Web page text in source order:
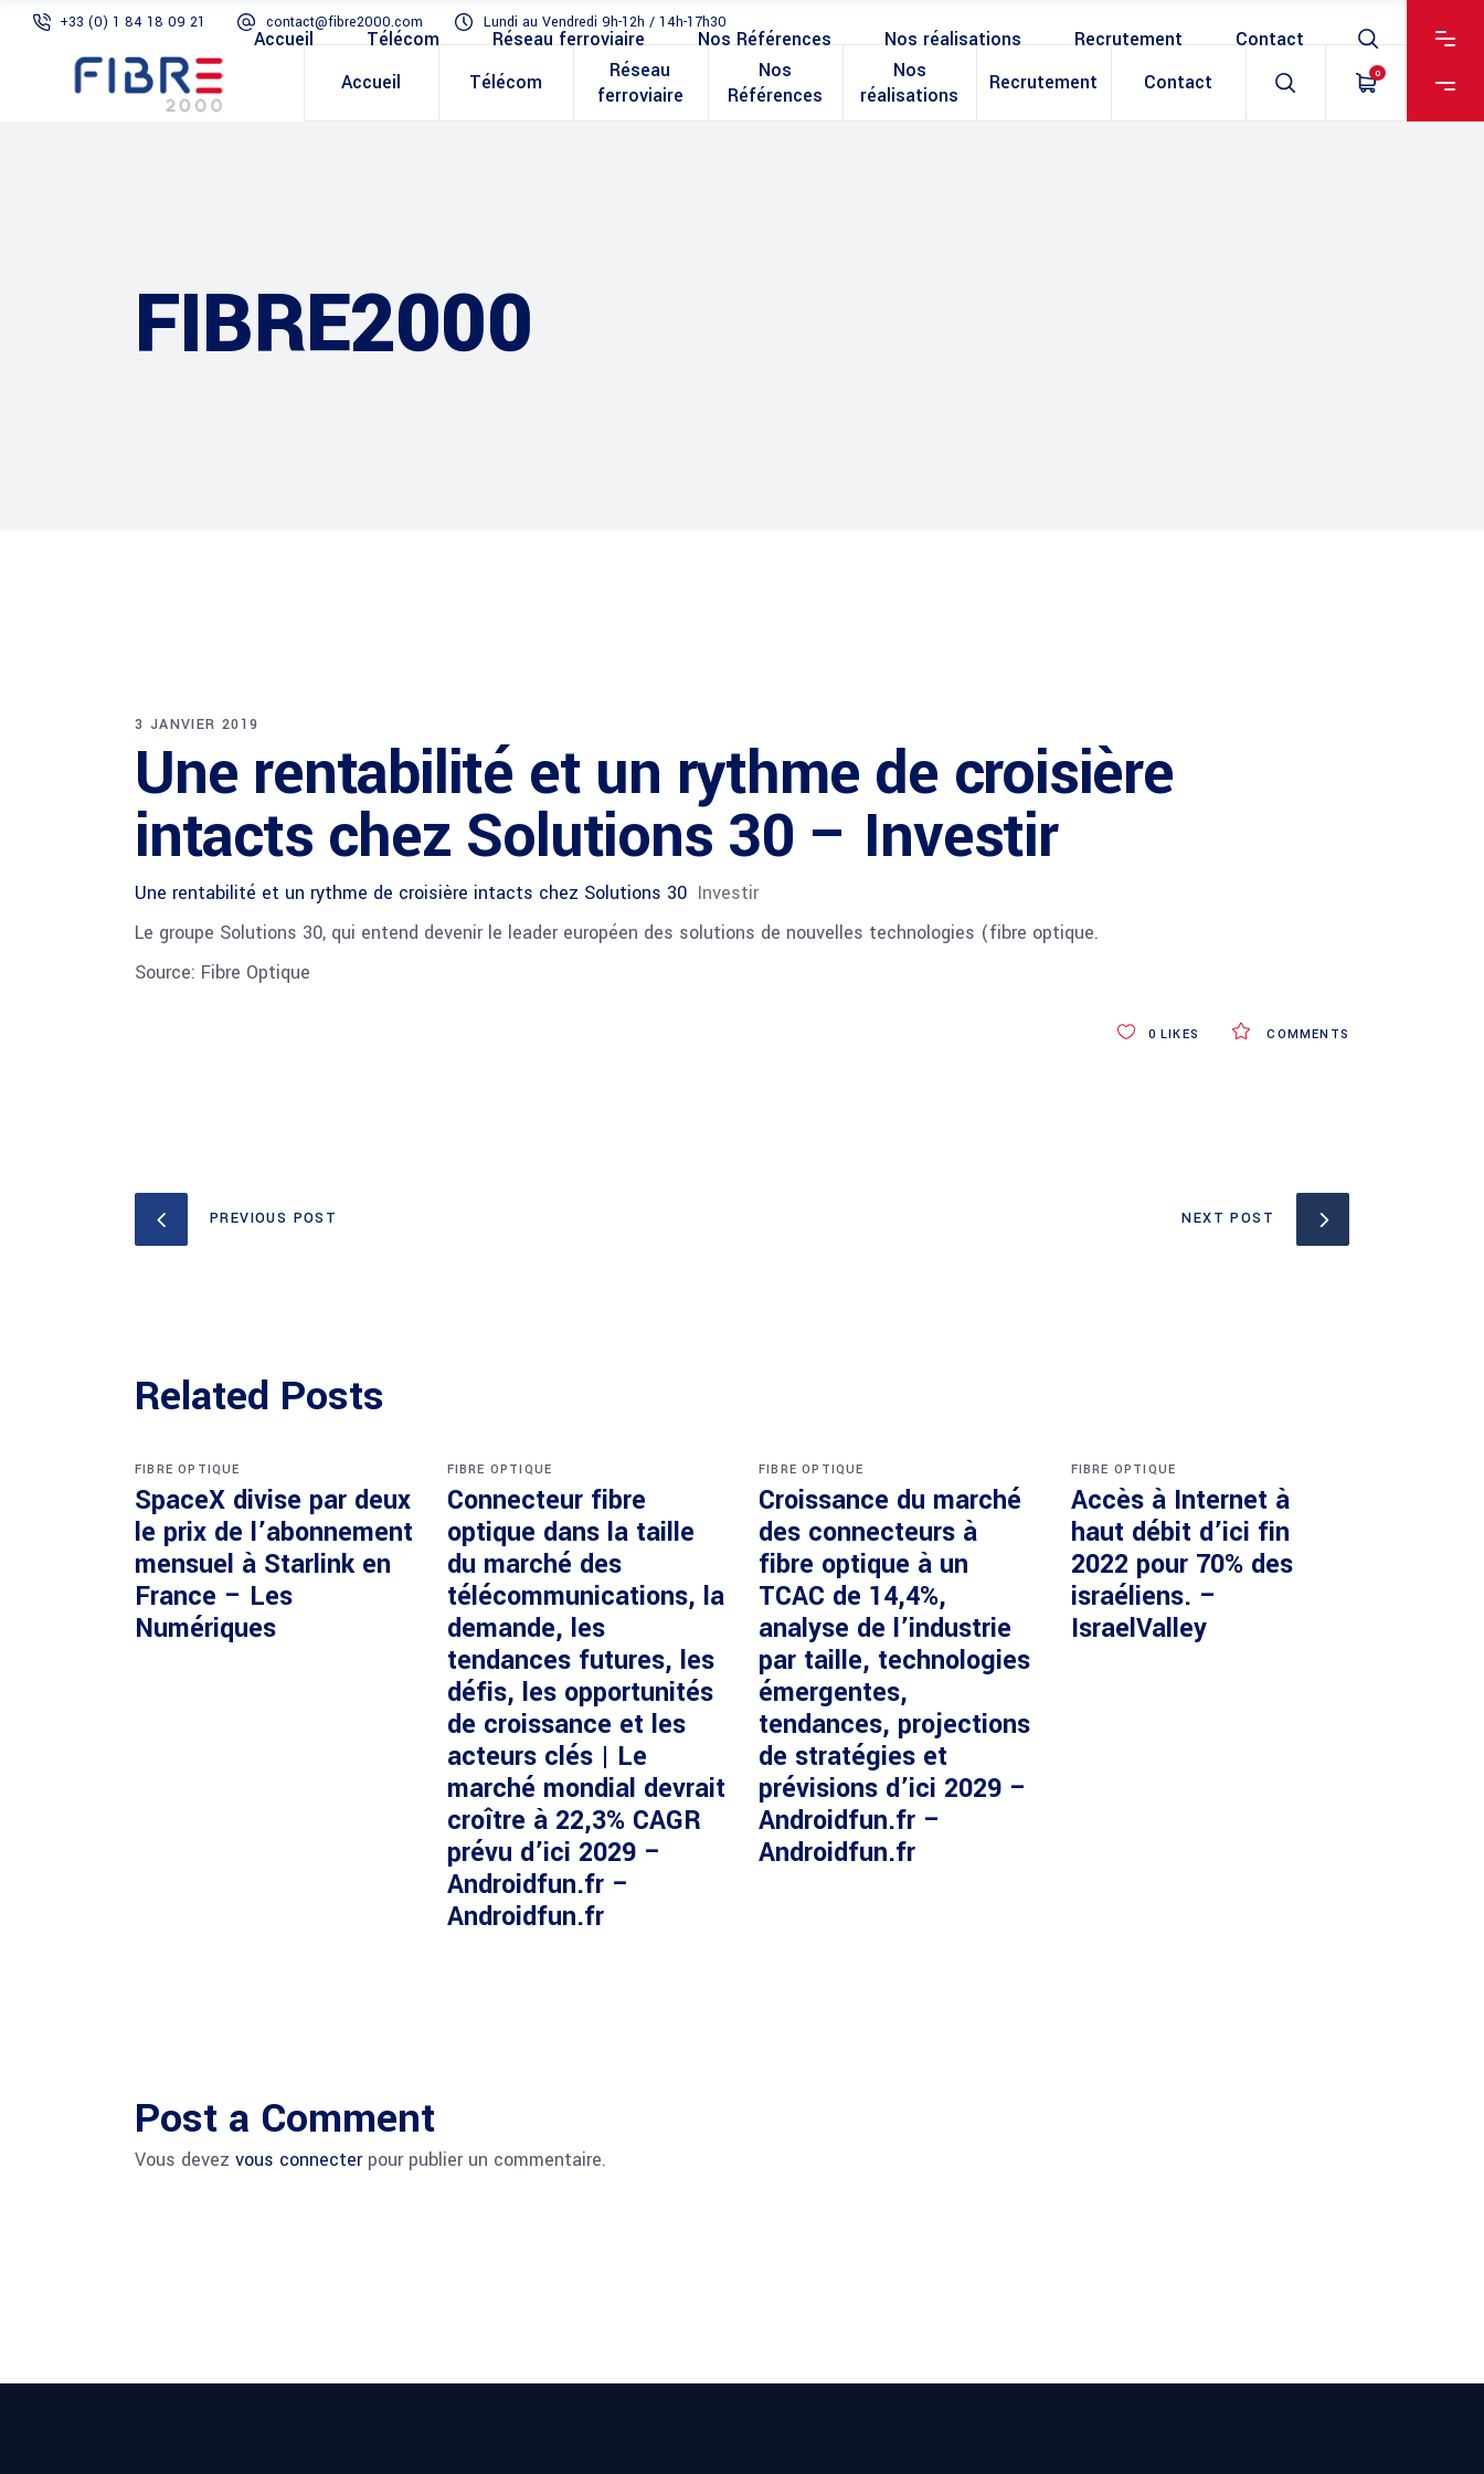
+33 (0) 1 84 18 09 21 contact@fibre2000.com Lundi au Vendredi 9h-12h / 14h-17h30
Accueil Télécom
Réseau
ferroviaire
Nos
Références
Nos
réalisations
Recrutement Contact 0
Accueil Télécom Réseau ferroviaire Nos Références Nos réalisations Recrutement Contact
FIBRE2000
3 JANVIER 2019
Une rentabilité et un rythme de croisière
intacts chez Solutions 30 – Investir
Une rentabilité et un rythme de croisière intacts chez Solutions 30 Investir
Le groupe Solutions 30, qui entend devenir le leader européen des solutions de nouvelles technologies (fibre optique.
Source: Fibre Optique
COMMENTS
0 LIKES
PREVIOUS POST NEXT POST
Related Posts
FIBRE OPTIQUE
SpaceX divise par deux
le prix de l’abonnement
mensuel à Starlink en
France – Les
Numériques
FIBRE OPTIQUE
Connecteur fibre
optique dans la taille
du marché des
télécommunications, la
demande, les
tendances futures, les
défis, les opportunités
de croissance et les
acteurs clés | Le
marché mondial devrait
croître à 22,3% CAGR
prévu d’ici 2029 –
Androidfun.fr –
Androidfun.fr
FIBRE OPTIQUE
Croissance du marché
des connecteurs à
fibre optique à un
TCAC de 14,4%,
analyse de l’industrie
par taille, technologies
émergentes,
tendances, projections
de stratégies et
prévisions d’ici 2029 –
Androidfun.fr –
Androidfun.fr
FIBRE OPTIQUE
Accès à Internet à
haut débit d’ici fin
2022 pour 70% des
israéliens. –
IsraelValley
Post a Comment
Vous devez vous connecterpour publier un commentaire.